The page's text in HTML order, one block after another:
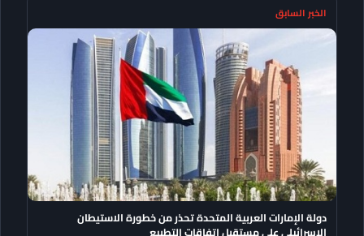
الخبر السابق
دولة الإمارات العربية المتحدة تحذر من خطورة الاستيطان
الإسرائيلي على مستقبل اتفاقات التطبيع